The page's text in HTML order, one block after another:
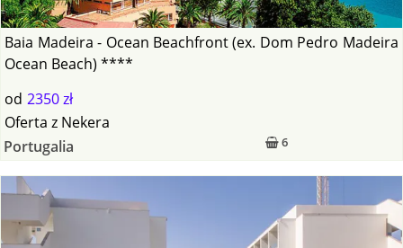
Baia Madeira - Ocean Beachfront (ex. Dom Pedro Madeira
Ocean Beach) ****
od 2350 zł
6
Oferta z Nekera
Portugalia